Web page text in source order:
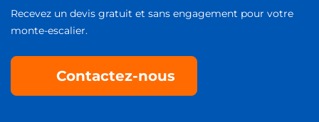
Recevez un devis gratuit et sans engagement pour votre
monte-escalier.
Contactez-nous